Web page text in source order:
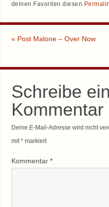
deinen Favoriten diesen
« Post Malone – Over Now
Schreibe
Kommentar
Deine E-Mail-Adresse wird nicht
mit*markiert
Kommentar *